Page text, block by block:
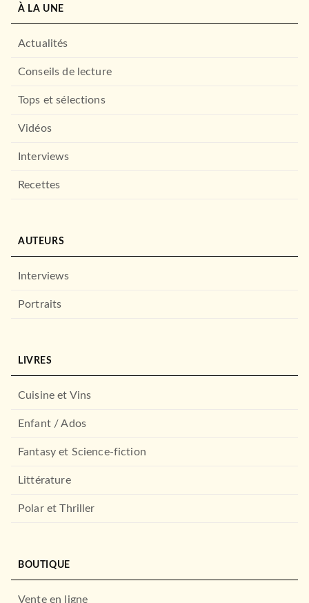
Nicola au pays des …
MANGETSU
Tani & Suzuki - You and I are
À LA UNE
Actualités
Conseils de lecture
Tops et sélections
Vidéos
Interviews
Recettes
AUTEURS
Interviews
Portraits
LIVRES
Cuisine et Vins
Enfant / Ados
Fantasy et Science-fiction
Littérature
Polar et Thriller
BOUTIQUE
Vente en ligne